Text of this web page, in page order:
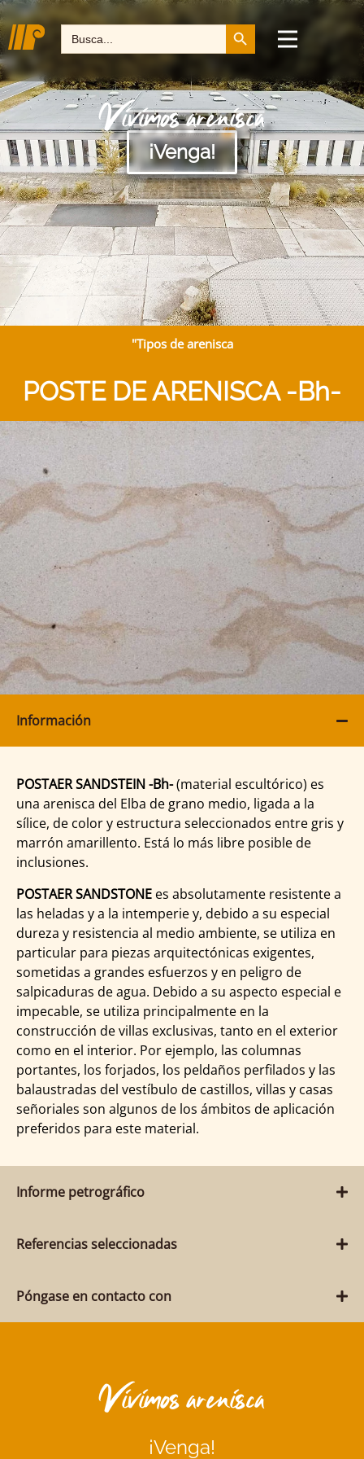
Buscar: Botón de búsqueda
Vivimos arenisca
¡Venga!
"Tipos de arenisca
POSTE DE ARENISCA -Bh-
Información
POSTAER SANDSTEIN -Bh-(material escultórico) es
una arenisca del Elba de grano medio, ligada a la
sílice, de color y estructura seleccionados entre gris y
marrón amarillento. Está lo más libre posible de
inclusiones.
POSTAER SANDSTONE es absolutamente resistente a
las heladas y a la intemperie y, debido a su especial
dureza y resistencia al medio ambiente, se utiliza en
particular para piezas arquitectónicas exigentes,
sometidas a grandes esfuerzos y en peligro de
salpicaduras de agua. Debido a su aspecto especial e
impecable, se utiliza principalmente en la
construcción de villas exclusivas, tanto en el exterior
como en el interior. Por ejemplo, las columnas
portantes, los forjados, los peldaños perfilados y las
balaustradas del vestíbulo de castillos, villas y casas
señoriales son algunos de los ámbitos de aplicación
preferidos para este material.
Informe petrográfico
Referencias seleccionadas
Póngase en contacto con
Vivimos arenisca
¡Venga!